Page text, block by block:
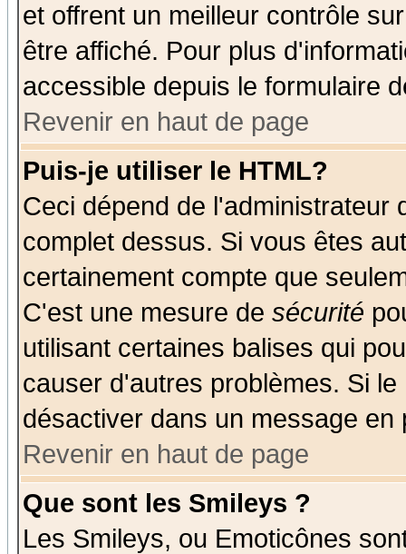
et offrent un meilleur contrôle
être affiché. Pour plus
accessible depuis le formulaire
Revenir en haut de page
Puis-je utiliser le HTML?
Ceci dépend de l'administrateur
complet dessus. Si vous êtes
certainement compte que
C'est une mesure de sécurité
utilisant certaines balises qui
causer d'autres problèmes. Si
désactiver dans un message
Revenir en haut de page
Que sont les Smileys ?
Les Smileys, ou Emoticônes